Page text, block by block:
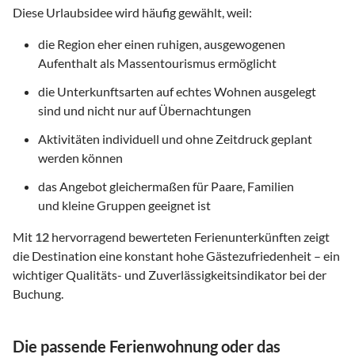
Diese Urlaubsidee wird häufig gewählt, weil:
die Region eher einen ruhigen, ausgewogenen
Aufenthalt als Massentourismus ermöglicht
die Unterkunftsarten auf echtes Wohnen ausgelegt
sind und nicht nur auf Übernachtungen
Aktivitäten individuell und ohne Zeitdruck geplant
werden können
das Angebot gleichermaßen für Paare, Familien
und kleine Gruppen geeignet ist
Mit 12 hervorragend bewerteten Ferienunterkünften zeigt
die Destination eine konstant hohe Gästezufriedenheit – ein
wichtiger Qualitäts- und Zuverlässigkeitsindikator bei der
Buchung.
Die passende Ferienwohnung oder das